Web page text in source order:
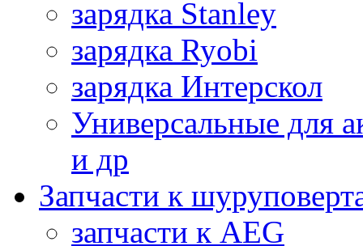
зарядка Stanley
зарядка Ryobi
зарядка Интерскол
Универсальные для
и др
Запчасти к
запчасти к AEG